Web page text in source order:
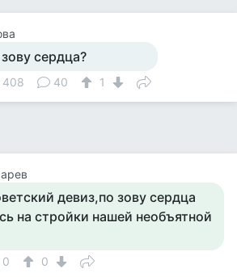
сердца?
408 40 1
девиз,по зову сердца
на стройки нашей необъятной
0 0